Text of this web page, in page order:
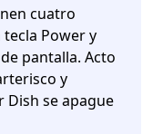
cuatro
Power y
pantalla. Acto
y
se apague